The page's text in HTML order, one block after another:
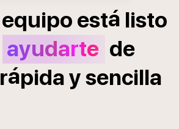
equipo está listo
ayudarte de
rápidaysencilla